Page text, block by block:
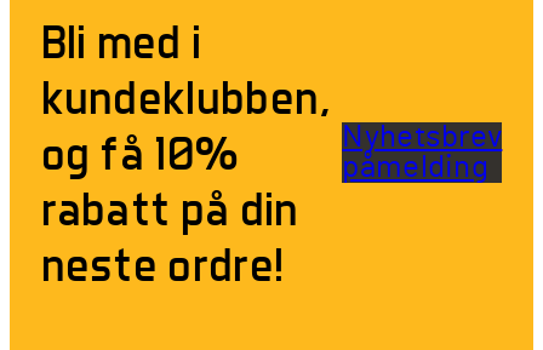
Bli med i
kundeklubben,
og få 10%
rabatt på din
neste ordre!
Nyhetsbrev
påmelding